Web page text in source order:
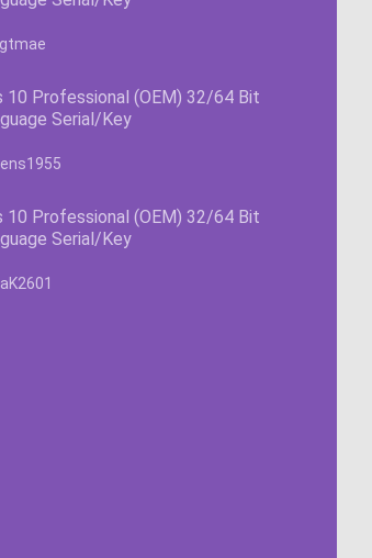
4.63
10 Professional (OEM) 32/64 Bit
Serial/Key
4.63uit 5
10 Professional (OEM) 32/64 Bit
Serial/Key
4.63